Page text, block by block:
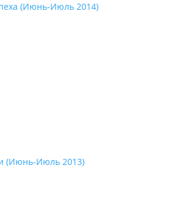
(Июнь-Июль 2014)
(Июнь-Июль 2013)